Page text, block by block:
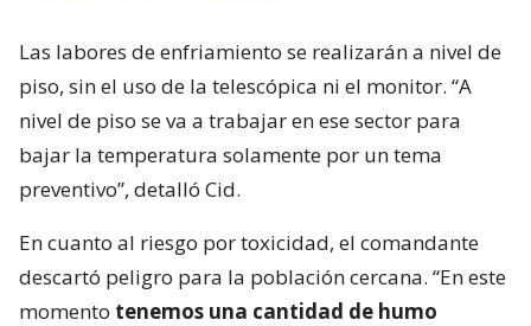
Las labores de enfriamiento se realizarán a nivel de
piso, sin el uso de la telescópica ni el monitor. “A
nivel de piso se va a trabajar en ese sector para
bajar la temperatura solamente por un tema
preventivo”, detalló Cid.
En cuanto al riesgo por toxicidad, el comandante
descartó peligro para la población cercana. “En este
momento tenemos una cantidad de humo